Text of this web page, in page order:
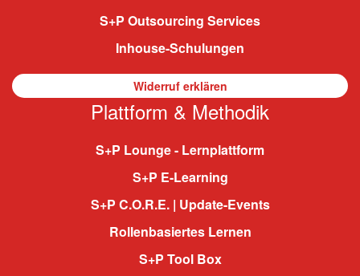
S+P Outsourcing Services
Inhouse-Schulungen
Widerruf erklären
Plattform & Methodik
S+P Lounge - Lernplattform
S+P E-Learning
S+P C.O.R.E. | Update-Events
Rollenbasiertes Lernen
S+P Tool Box